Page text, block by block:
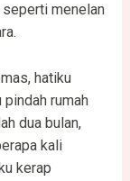
menelan
hatiku
rumah
dua bulan,
kali
kerap